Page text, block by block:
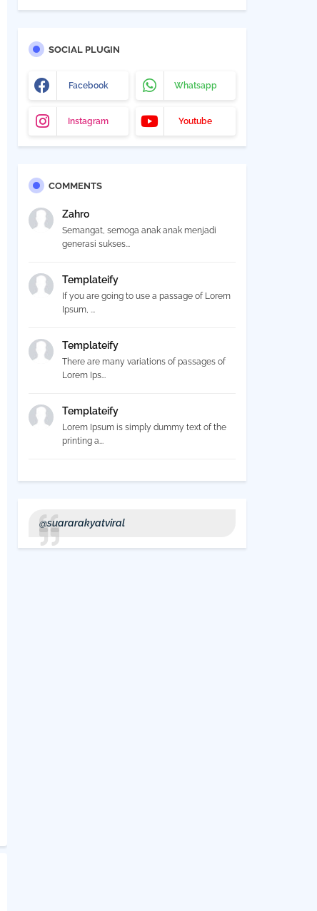
SOCIAL PLUGIN
Facebook Whatsapp
Instagram Youtube
COMMENTS
Zahro
Semangat, semoga anak anak menjadi
generasi sukses...
Templateify
If you are going to use a passage of Lorem
Ipsum, ...
Templateify
There are many variations of passages of
Lorem Ips...
Templateify
Lorem Ipsum is simply dummy text of the
printing a...
@suararakyatviral